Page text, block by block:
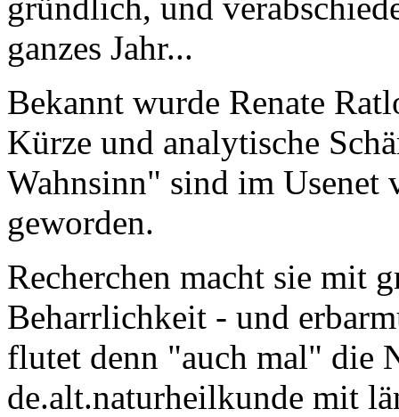
ganzes Jahr...
Bekannt wurde Renate
Kürze und analytische
Wahnsinn" sind im Usenet
geworden.
Recherchen macht sie mit
Beharrlichkeit - und
flutet denn "auch mal" die
de.alt.naturheilkunde mit